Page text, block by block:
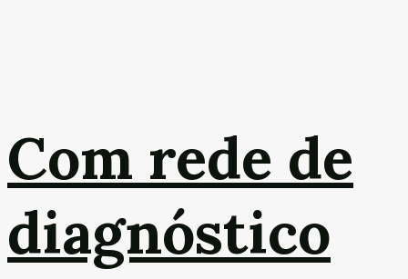
Com rede de
diagnóstico